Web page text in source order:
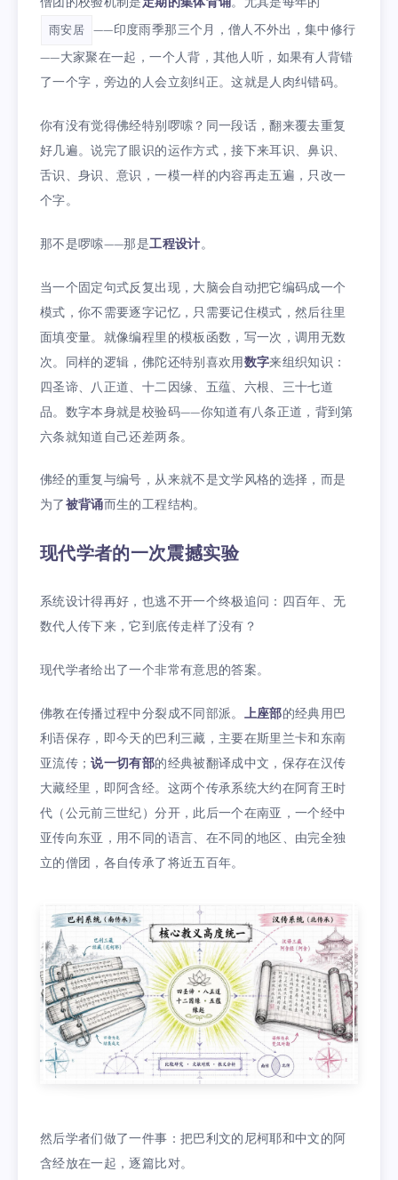
雨安居
——印度雨季那三个月，僧人不外出，集中修行
——大家聚在一起，一个人背，其他人听，如果有人背错
了一个字，旁边的人会立刻纠正。这就是人肉纠错码。
你有没有觉得佛经特别啰嗦？同一段话，翻来覆去重复
好几遍。说完了眼识的运作方式，接下来耳识、鼻识、
舌识、身识、意识，一模一样的内容再走五遍，只改一
个字。
那不是啰嗦——那是工程设计。
当一个固定句式反复出现，大脑会自动把它编码成一个
模式，你不需要逐字记忆，只需要记住模式，然后往里
面填变量。就像编程里的模板函数，写一次，调用无数
次。同样的逻辑，佛陀还特别喜欢用数字来组织知识：
四圣谛、八正道、十二因缘、五蕴、六根、三十七道
品。数字本身就是校验码——你知道有八条正道，背到第
六条就知道自己还差两条。
佛经的重复与编号，从来就不是文学风格的选择，而是
为了被背诵而生的工程结构。
现代学者的一次震撼实验
系统设计得再好，也逃不开一个终极追问：四百年、无
数代人传下来，它到底传走样了没有？
现代学者给出了一个非常有意思的答案。
佛教在传播过程中分裂成不同部派。 上座部的经典用巴
利语保存，即今天的巴利三藏，主要在斯里兰卡和东南
亚流传；说一切有部的经典被翻译成中文，保存在汉传
大藏经里，即阿含经。这两个传承系统大约在阿育王时
代（公元前三世纪）分开，此后一个在南亚，一个经中
亚传向东亚，用不同的语言、在不同的地区、由完全独
立的僧团，各自传承了将近五百年。
然后学者们做了一件事：把巴利文的尼柯耶和中文的阿
含经放在一起，逐篇比对。